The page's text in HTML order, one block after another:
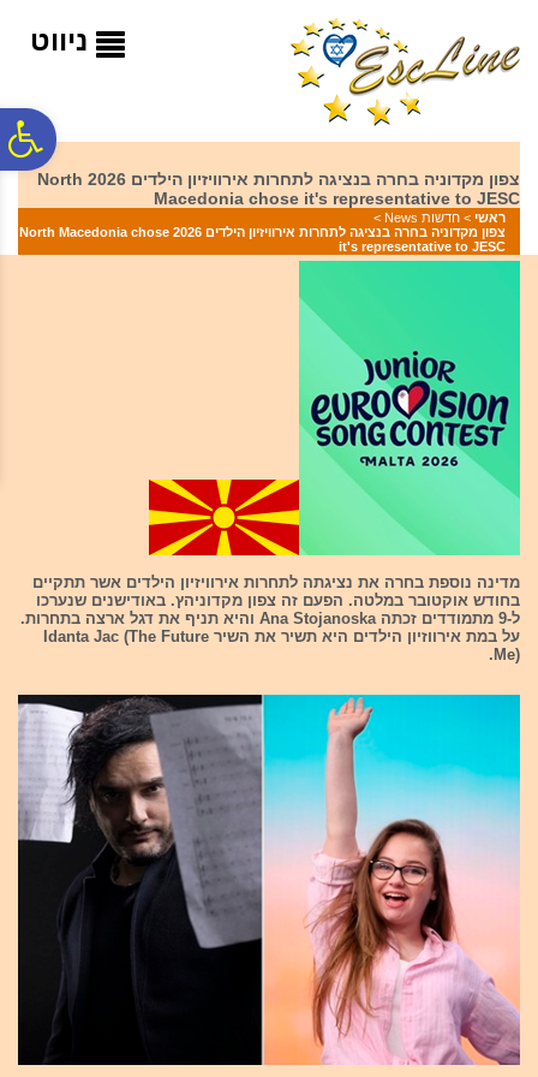
המרכזי
ניווט
צפון מקדוניה בחרה בנציגה לתחרות אירוויזיון הילדים 2026 North
Macedonia chose it's representative to JESC
ראשי > חדשות News
>
צפון מקדוניה בחרה בנציגה לתחרות אירוויזיון הילדים 2026 North Macedonia chose
it's representative to JESC
מדינה נוספת בחרה את נציגתה לתחרות אירוויזיון הילדים אשר תתקיים
בחודש אוקטובר במלטה. הפעם זה צפון מקדוניהץ. באודישנים שנערכו
ל-9 מתמודדים זכתה Ana Stojanoska והיא תניף את דגל ארצה בתחרות.
על במת אירווזיון הילדים היא תשיר את השיר Idanta Jac (The Future
Me).